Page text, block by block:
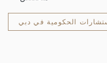
الحكومية في دبي